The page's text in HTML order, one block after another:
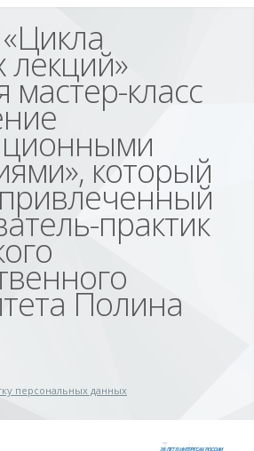
лекций»
мастер-класс
который
практик
Полина
персональных данных